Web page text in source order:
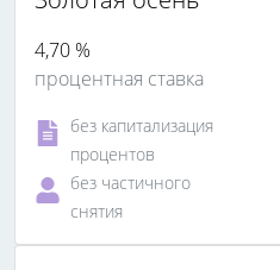
4,70 %
процентная ставка
без капитализация
процентов
без частичного
снятия